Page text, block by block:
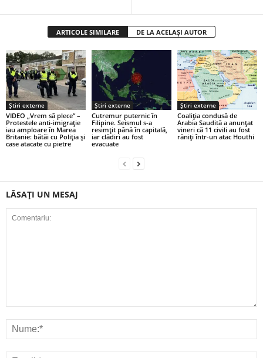
ARTICOLE SIMILARE DE LA ACELAȘI AUTOR
Știri externe
VIDEO „Vrem să plece” –
Protestele anti-imigrație
iau amploare în Marea
Britanie: bătăi cu Poliția și
case atacate cu pietre
Știri externe
Cutremur puternic în
Filipine. Seismul s-a
resimțit până în capitală,
iar clădiri au fost
evacuate
Știri externe
Coaliția condusă de
Arabia Saudită a anunțat
vineri că 11 civili au fost
răniți într-un atac Houthi
LĂSAȚI UN MESAJ